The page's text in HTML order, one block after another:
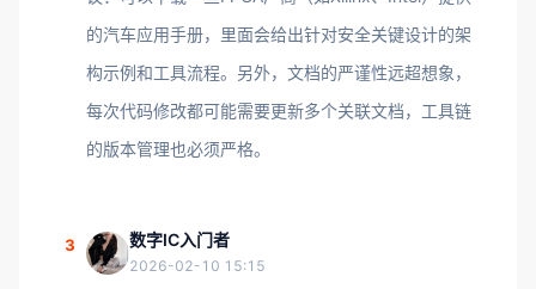
的汽车应用手册，里面会给出针对安全关键设计的架
构示例和工具流程。另外，文档的严谨性远超想象，
每次代码修改都可能需要更新多个关联文档，工具链
的版本管理也必须严格。
3 数字IC入门者
2026-02-10 15:15